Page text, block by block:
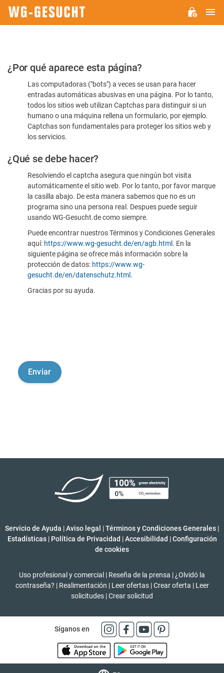
Por
favor,
confirme
humano
¿Por qué aparece esta página?
Las computadoras ("bots") a veces se usan para hacer
entradas automáticas abusivas en una página. Por lo tanto,
todos los sitios web utilizan Captchas para distinguir si un
humano o una máquina rellena un formulario, por ejemplo.
Captchas son fundamentales para proteger los sitios web y
los servicios.
¿Qué se debe hacer?
Resolviendo el captcha asegura que ningún bot visita
automáticamente el sitio web. Por lo tanto, por favor marque
la casilla abajo. De esta manera sabemos que no es un
programa sino una persona real. Despues puede seguir
usando WG-Gesucht.de como siempre.
Puede encontrar nuestros Términos y Condiciones Generales
aquí: https://www.wg-gesucht.de/en/agb.html . En la
siguiente página se ofrece más información sobre la
protección de datos: https://www.wg-
gesucht.de/en/datenschutz.html .
Gracias por su ayuda.
Servicio de Ayuda |Aviso legal |Términos y Condiciones Generales |
Estadísticas | Política de Privacidad | Accesibilidad | Configuración
de cookies
Uso profesional y comercial | Reseña de la prensa | ¿Olvidó la
contraseña? | Realimentación | Leer ofertas | Crear oferta | Leer
solicitudes |Crear solicitud
Síganos en